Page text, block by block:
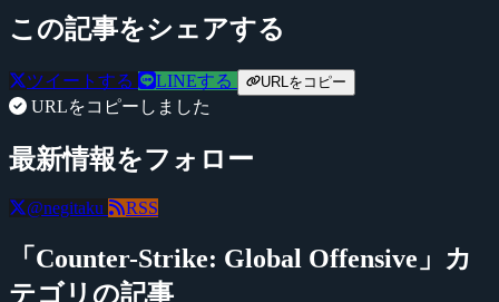
この記事をシェアする
ツイートする LINEする URLをコピー
URLをコピーしました
最新情報をフォロー
@negitaku RSS
「Counter-Strike: Global Offensive」カ
テゴリの記事